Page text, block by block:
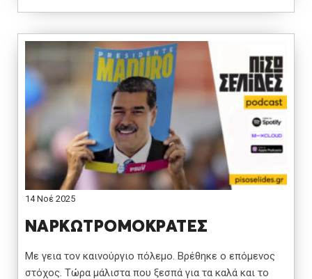
14 Νοέ 2025
ΝΑΡΚΩΤΡΟΜΟΚΡΑΤΕΣ
Με γεια τον καινούργιο πόλεμο. Βρέθηκε ο επόμενος
στόχος. Τώρα μάλιστα που ξεσπά για τα καλά και το